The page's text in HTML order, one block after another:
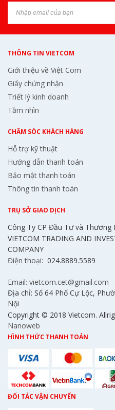
THÔNG TIN VIETCOM
Giới thiệu về Việt Com
Giấy chứng nhận
Triết lý kinh doanh
Tầm nhìn
CHĂM SÓC KHÁCH HÀNG
Hỗ trợ kỹ thuật
Hướng dẫn thanh toán
Bảo mật thanh toán
Thông tin thanh toán
TRỤ SỞ GIAO DỊCH
Công Ty CP Đầu Tư và Thương
VIETCOM TRADING AND
COMPANY
Điện thoại: 024.8889.5589
Email: vietcom.cet@gmail.com
Địa chỉ: Số 64 Phố Cự Lộc,
Nội
Copyright © 2018 Vietcom.
Nanoweb
HÌNH THỨC THANH TOÁN
ĐỐI TÁC VẬN CHUYỂN